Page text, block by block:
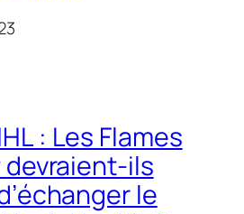
: Les Flames
devraient-ils
le